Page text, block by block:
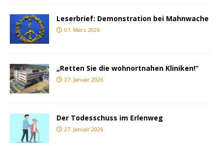
Leserbrief: Demonstration bei Mahnwache
07. März 2026
„Retten Sie die wohnortnahen Kliniken!“
27. Januar 2026
Der Todesschuss im Erlenweg
27. Januar 2026